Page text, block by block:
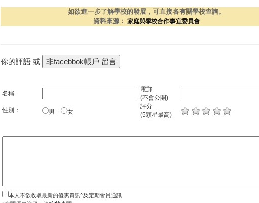
如欲進一步了解學校的發展，可直接各有關學校查詢。
資料來源﹕ 家庭與學校合作事宜委員會
你的評語 或
名稱
電郵
(不會公開)
性別：
男 女
評分
(5顆星最高)
本人不欲收取最新的優惠資訊^及定期會員通訊